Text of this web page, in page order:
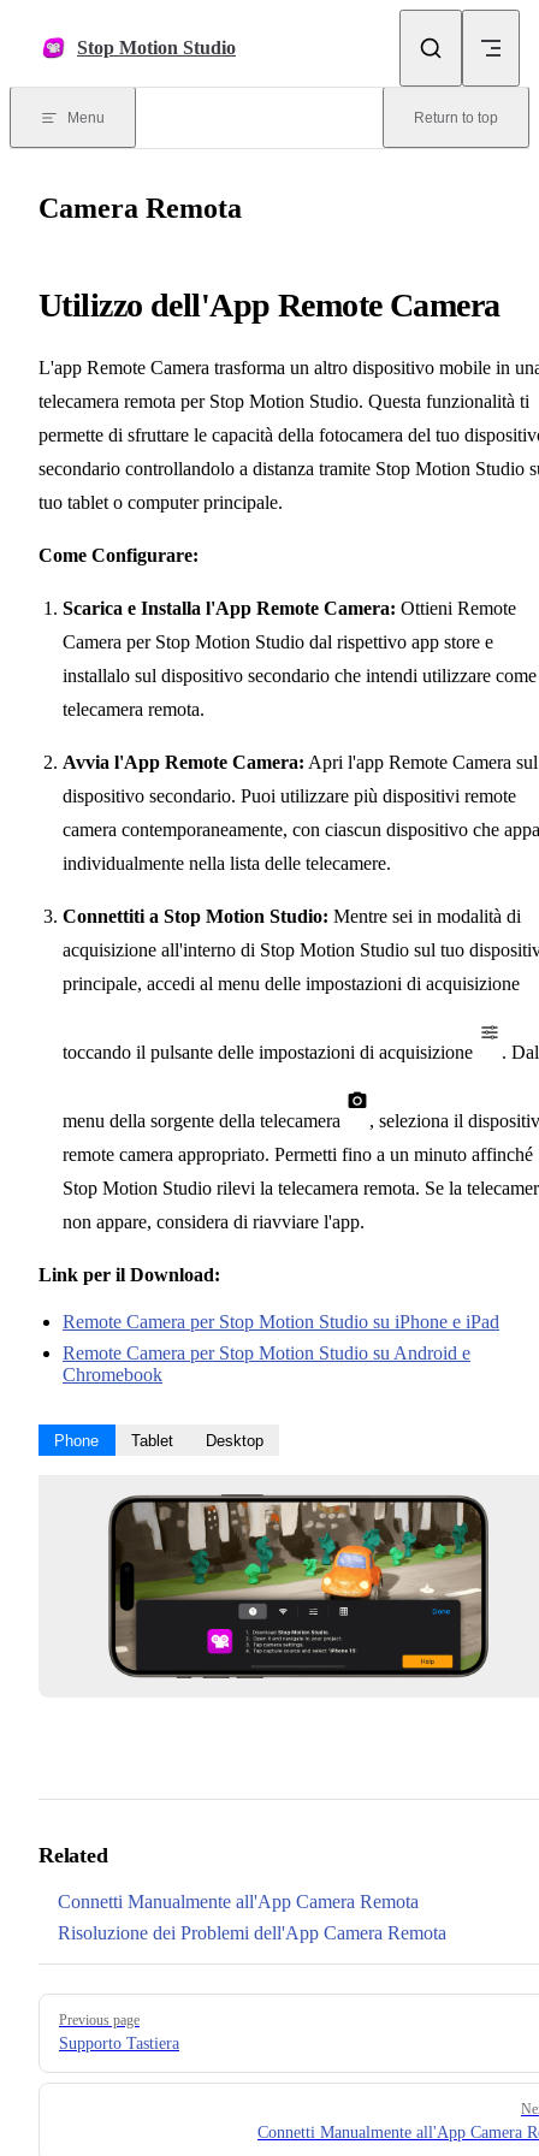
Stop Motion Studio
Menu Return to top
Camera Remota
Utilizzo dell'App Remote Camera
L'app Remote Camera trasforma un altro dispositivo mobile in
telecamera remota per Stop Motion Studio. Questa funzionalità ti
permette di sfruttare le capacità della fotocamera del tuo
secondario controllandolo a distanza tramite Stop Motion Studio
tuo tablet o computer principale.
Come Configurare:
Scarica e Installa l'App Remote Camera: Ottieni Remote
Camera per Stop Motion Studio dal rispettivo app store e
installalo sul dispositivo secondario che intendi utilizzare come
telecamera remota.
Avvia l'App Remote Camera: Apri l'app Remote Camera sul
dispositivo secondario. Puoi utilizzare più dispositivi remote
camera contemporaneamente, con ciascun dispositivo che
individualmente nella lista delle telecamere.
Connettiti a Stop Motion Studio: Mentre sei in modalità di
acquisizione all'interno di Stop Motion Studio sul tuo
principale, accedi al menu delle impostazioni di acquisizione
toccando il pulsante delle impostazioni di acquisizione . Dal
menu della sorgente della telecamera
, seleziona il
remote camera appropriato. Permetti fino a un minuto affinché
Stop Motion Studio rilevi la telecamera remota. Se la
non appare, considera di riavviare l'app.
Link per il Download:
Remote Camera per Stop Motion Studio su iPhone e iPad
Remote Camera per Stop Motion Studio su Android e
Chromebook
Phone Tablet Desktop
Related
Connetti Manualmente all'App Camera Remota
Risoluzione dei Problemi dell'App Camera Remota
Pager
Previous page
Supporto Tastiera
Connetti Manualmente all'App Camera